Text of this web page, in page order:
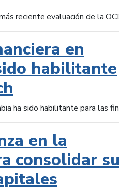
reciente evaluación de la
en
habilitante
ha sido habilitante para las
en la
consolidar